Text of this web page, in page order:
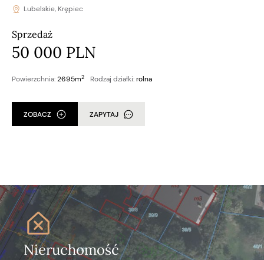
Lubelskie, Krępiec
Sprzedaż
50 000 PLN
Powierzchnia:2695m2 Rodzaj działki:rolna
ZOBACZ ZAPYTAJ
Nieruchomość